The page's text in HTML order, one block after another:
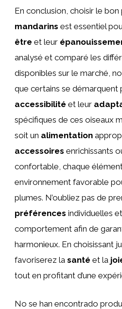
En conclusion, choisir le
mandarins est essentiel
être et leur
analysé et comparé les
disponibles sur le marché,
que certains se démarquent
accessibilité et leur
spécifiques de ces oiseaux
soit un alimentation
accessoires enrichissants
confortable, chaque
environnement favorable
plumes. N’oubliez pas de
préférences individuelles
comportement afin de
harmonieux. En choisissant
favoriserez la santé et la
tout en profitant d’une
No se han encontrado